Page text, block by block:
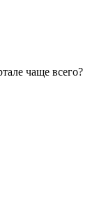
чаще всего?